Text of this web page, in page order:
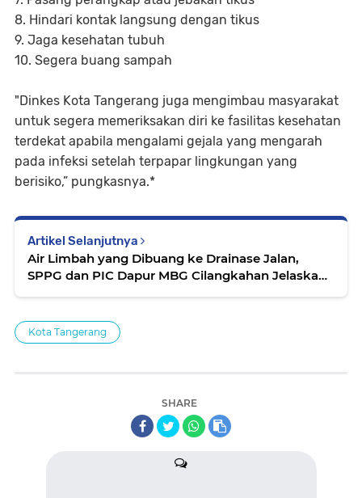
8. Hindari kontak langsung dengan tikus
9. Jaga kesehatan tubuh
10. Segera buang sampah
"Dinkes Kota Tangerang juga mengimbau masyarakat
untuk segera memeriksakan diri ke fasilitas kesehatan
terdekat apabila mengalami gejala yang mengarah
pada infeksi setelah terpapar lingkungan yang
berisiko,” pungkasnya.*
Artikel Selanjutnya
Air Limbah yang Dibuang ke Drainase Jalan,
SPPG dan PIC Dapur MBG Cilangkahan Jelaskan
Kota Tangerang
SHARE